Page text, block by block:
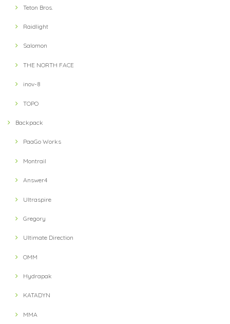
Teton Bros.
Raidlight
Salomon
THE NORTH FACE
inov-8
TOPO
Backpack
PaaGo Works
Montrail
Answer4
Ultraspire
Gregory
Ultimate Direction
OMM
Hydrapak
KATADYN
MMA